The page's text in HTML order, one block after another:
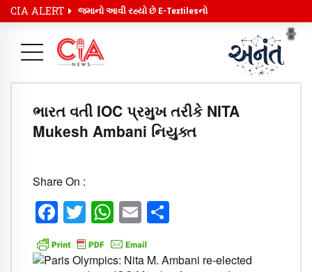
CIA ALERT જમાનો આવી રહ્યો છે E-Textilesનો
ભારત વતી IOC પ્રમુખ તરીકે NITA
Mukesh Ambani નિયુક્ત
Share On :
Facebook
Twitter
WhatsApp
Email